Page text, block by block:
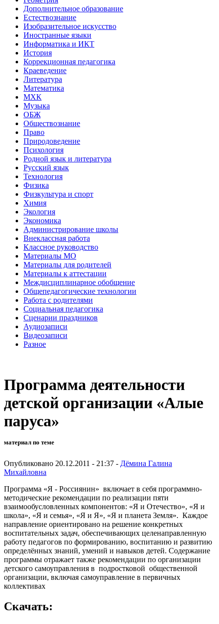
Дополнительное образование
Естествознание
Изобразительное искусство
Иностранные языки
Информатика и ИКТ
История
Коррекционная педагогика
Краеведение
Литература
Математика
МХК
Музыка
ОБЖ
Обществознание
Право
Природоведение
Психология
Родной язык и литература
Русский язык
Технология
Физика
Физкультура и спорт
Химия
Экология
Экономика
Администрирование школы
Внеклассная работа
Классное руководство
Материалы МО
Материалы для родителей
Материалы к аттестации
Междисциплинарное обобщение
Общепедагогические технологии
Работа с родителями
Социальная педагогика
Сценарии праздников
Аудиозаписи
Видеозаписи
Разное
Программа деятельности
детской организации «Алые
паруса»
материал по теме
Опубликовано 20.12.2011 - 21:37 - Дёмина Галина
Михайловна
Программа «Я - Россиянин» включает в себя программно-
методические рекомендации по реализации пяти
взаимообусловленных компонентов: «Я и Отечество», «Я и
школа», «Я и семья», «Я и Я», «Я и планета Земля». Каждое
направление ориентировано на решение конкретных
воспитательных задач, обеспечивающих целенаправленную
работу педагогов по формированию, воспитанию и развитию
определённых знаний, умений и навыков детей. Содержание
программы отражает также рекомендации по организации
детского самоуправления в подростковой общественной
организации, включая самоуправление в первичных
коллективах
Скачать: